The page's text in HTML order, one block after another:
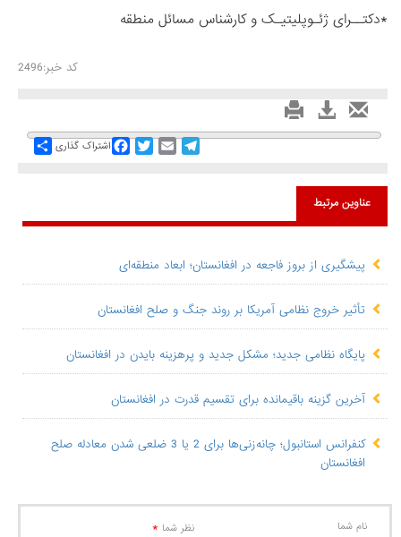
*دکتــرای ژئـوپلیتیـک و کارشناس مسائل منطقه
کد خبر:2496
Share اشتراک گذاری
FacebookTwitterEmail
Telegram
عناوین مرتبط
پیشگیری از بروز فاجعه در افغانستان؛ ابعاد منطقه‌ای
تأثیر خروج نظامی آمریکا بر روند جنگ و صلح افغانستان
پایگاه نظامی جدید؛ مشکل جدید و پرهزینه بایدن در افغانستان
آخرین گزینه باقیمانده برای تقسیم قدرت در افغانستان
کنفرانس استانبول؛ چانه‌زنی‌ها برای 2 یا 3 ضلعی شدن معادله صلح
افغانستان
نام شما نظر شما *